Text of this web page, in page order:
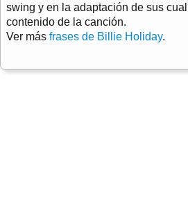
swing y en la adaptación de sus
contenido de la canción.
Ver más frases de Billie Holiday.